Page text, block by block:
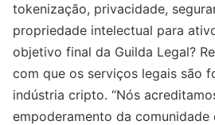
tokenização, privacidade,
propriedade intelectual para
objetivo final da Guilda Legal?
com que os serviços legais são
indústria cripto. “Nós
empoderamento da comunidade